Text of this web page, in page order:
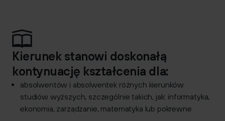
Kierunek stanowi doskonałą
kontynuację kształcenia dla:
absolwentów i absolwentek różnych kierunków
studiów wyższych, szczególnie takich, jak: informatyka,
ekonomia, zarządzanie, matematyka lub pokrewne